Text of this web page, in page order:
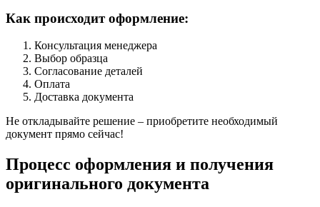
Как происходит оформление:
Консультация менеджера
Выбор образца
Согласование деталей
Оплата
Доставка документа
Не откладывайте решение – приобретите необходимый
документ прямо сейчас!
Процесс оформления и получения
оригинального документа